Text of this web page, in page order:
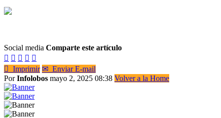
Social media Comparte este artículo
    
 Imprimir ✉ Enviar E-mail
PorInfolobos mayo 2, 2025 08:38 Volver a la Home